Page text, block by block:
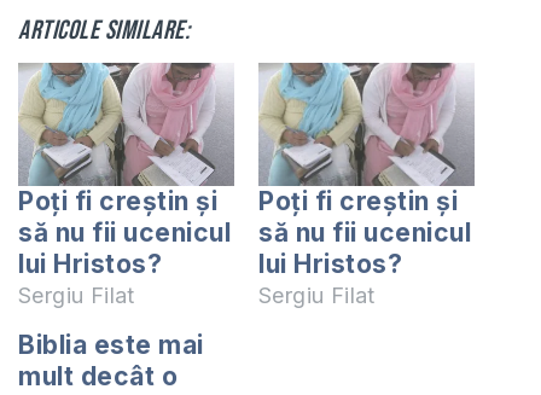
Articole similare:
Poți fi creștin și
să nu fii ucenicul
lui Hristos?
Sergiu Filat
Poți fi creștin și
să nu fii ucenicul
lui Hristos?
Sergiu Filat
Biblia este mai
mult decât o